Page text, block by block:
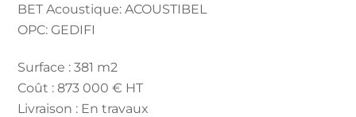
BET Acoustique: ACOUSTIBEL
OPC: GEDIFI
Surface : 381 m2
Coût : 873 000 € HT
Livraison : En travaux